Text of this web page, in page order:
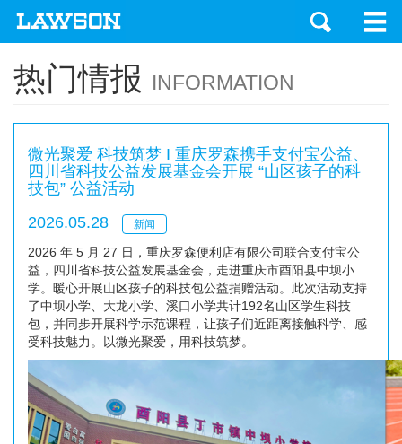
热门情报 INFORMATION
微光聚爱 科技筑梦 I 重庆罗森携手支付宝公益、
四川省科技公益发展基金会开展 “山区孩子的科
技包” 公益活动
2026.05.28
新闻
2026 年 5 月 27 日，重庆罗森便利店有限公司联合支付宝公
益，四川省科技公益发展基金会，走进重庆市酉阳县中坝小
学。暖心开展山区孩子的科技包公益捐赠活动。此次活动支持
了中坝小学、大龙小学、溪口小学共计192名山区学生科技
包，并同步开展科学示范课程，让孩子们近距离接触科学、感
受科技魅力。以微光聚爱，用科技筑梦。